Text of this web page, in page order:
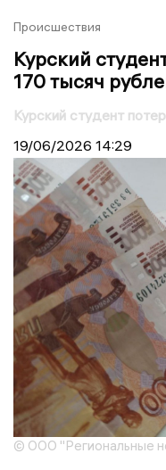
Происшествия
Курский
170 тысяч
Курский студент
19/06/2026 14:29
© ООО "Региональные